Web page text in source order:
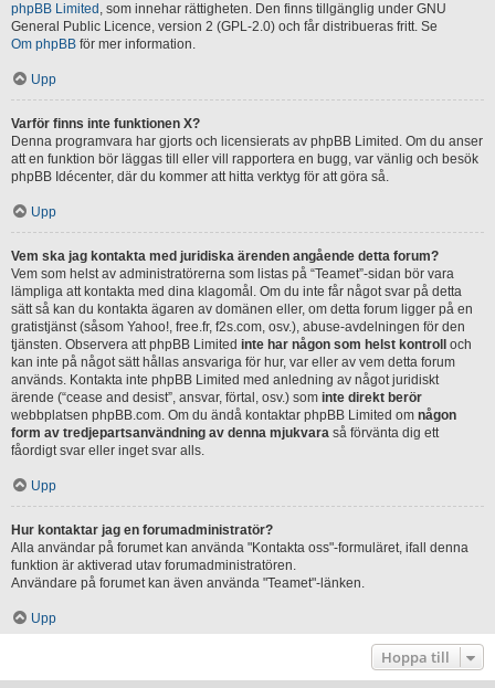
phpBB Limited , som innehar rättigheten. Den finns tillgänglig under GNU
General Public Licence, version 2 (GPL-2.0) och får distribueras fritt. Se
Om phpBB för mer information.
Upp
Varför finns inte funktionen X?
Denna programvara har gjorts och licensierats av phpBB Limited. Om du anser
att en funktion bör läggas till eller vill rapportera en bugg, var vänlig och besök
phpBB Idécenter, där du kommer att hitta verktyg för att göra så.
Upp
Vem ska jag kontakta med juridiska ärenden angående detta forum?
Vem som helst av administratörerna som listas på “Teamet”-sidan bör vara
lämpliga att kontakta med dina klagomål. Om du inte får något svar på detta
sätt så kan du kontakta ägaren av domänen eller, om detta forum ligger på en
gratistjänst (såsom Yahoo!, free.fr, f2s.com, osv.), abuse-avdelningen för den
tjänsten. Observera att phpBB Limited inte har någon som helst kontroll
och
kan inte på något sätt hållas ansvariga för hur, var eller av vem detta forum
används. Kontakta inte phpBB Limited med anledning av något juridiskt
ärende (“cease and desist”, ansvar, förtal, osv.) som inte direkt berör
webbplatsen phpBB.com. Om du ändå kontaktar phpBB Limited om någon
form av tredjepartsanvändning av denna mjukvara så förvänta dig ett
fåordigt svar eller inget svar alls.
Upp
Hur kontaktar jag en forumadministratör?
Alla användar på forumet kan använda "Kontakta oss"-formuläret, ifall denna
funktion är aktiverad utav forumadministratören.
Användare på forumet kan även använda "Teamet"-länken.
Upp
Hoppa till